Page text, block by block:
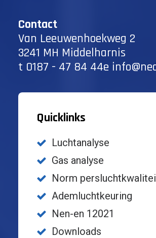
Contact
Van Leeuwenhoekweg 2
3241 MH Middelharnis
t 0187 - 47 84 44e
Quicklinks
Luchtanalyse
Gas analyse
Norm
Ademluchtkeuring
Nen-en 12021
Downloads